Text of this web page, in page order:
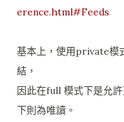
erence.html#Feeds
基本上，使用private模
結，
因此在full 模式下是允
下則為唯讀。